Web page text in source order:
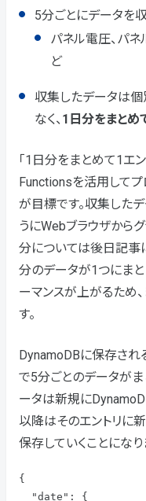
5分ごとにデータを
パネル電圧、パネ
ど
収集したデータは
なく、1日分をまとめ
「1日分をまとめて1エ
Functionsを活用してプ
が目標です。収集した
うにWebブラウザから
分については後日記事
分のデータが1つにまと
ーマンスが上がるため
す。
DynamoDBに保存され
で5分ごとのデータが
ータは新規に
以降はそのエントリに
保存していくことになり
{